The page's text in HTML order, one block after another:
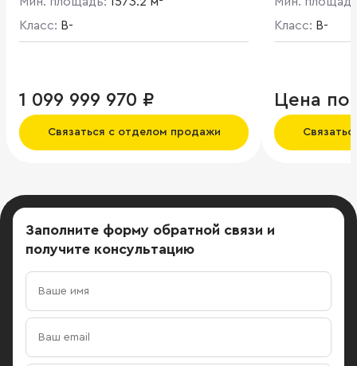
культурного наследия
регионального значения. Дом, в
котором в 1880-х гг. жил
композиторы П.И. Чайковский и Ф.
Лист. Реконструкция была
произведена в 1997 году, включая
надстройку мансардного этажа,
Наземная парковка - 12 м/м.
Класс: B-
1 099 999 970 ₽
Связаться с отделом продажи
Класс: B-
Цена по
Заполните форму обратной связи и
получите консультацию